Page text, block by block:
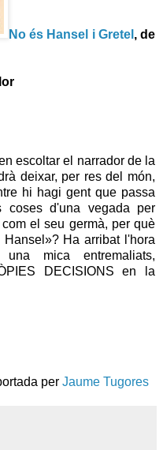
No és Hansel i Gretel , de
escoltar el narrador de la
deixar, per res del món,
hi hagi gent que passa
d'una vegada per
el seu germà, per què
Ha arribat l'hora
mica entremaliats,
DECISIONS en la
per Jaume Tugores